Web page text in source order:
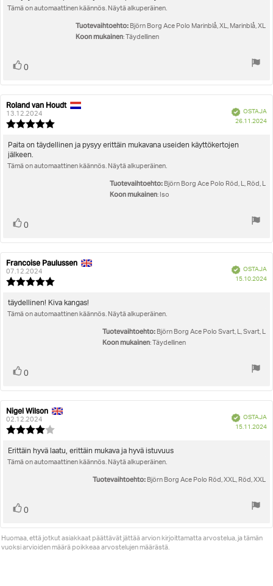
5:sta
teksti:
Tämä on automaattinen käännös. Näytä alkuperäinen.
Tuotevaihtoehto: Björn Borg Ace Polo Marinblå, XL, Marinblå, XL
Koon mukainen: Täydellinen
Äänestä
0
Arvostelun
kirjoittaja:
Roland van Houdt
13.12.2024
5.0
tähdestä
Vahvistettu
OSTAJA
26.11.2024
Arvostelun
teksti:
Paita on täydellinen ja pysyy erittäin mukavana useiden käyttökertojen
jälkeen.
Tämä on automaattinen käännös. Näytä alkuperäinen.
Tuotevaihtoehto: Björn Borg Ace Polo Röd, L, Röd, L
Koon mukainen: Iso
Äänestä
0
Arvostelun
kirjoittaja:
Francoise Paulussen
07.12.2024
5.0
5:sta
Vahvistettu
OSTAJA
15.10.2024
Arvostelun
teksti:
täydellinen! Kiva kangas!
Tämä on automaattinen käännös. Näytä alkuperäinen.
Tuotevaihtoehto: Björn Borg Ace Polo Svart, L, Svart, L
Koon mukainen: Täydellinen
Äänestä
0
Arvostelun
kirjoittaja:
Nigel Wilson
02.12.2024
4.0
5:sta
Vahvistettu
OSTAJA
15.11.2024
Arvostelun
teksti:
Erittäin hyvä laatu, erittäin mukava ja hyvä istuvuus
Tämä on automaattinen käännös. Näytä alkuperäinen.
Tuotevaihtoehto: Björn Borg Ace Polo Röd, XXL, Röd, XXL
Äänestä
0
Huomaa, että jotkut asiakkaat päättävät jättää arvion kirjoittamatta arvostelua, ja tämän
vuoksi arvioiden määrä poikkeaa arvostelujen määrästä.